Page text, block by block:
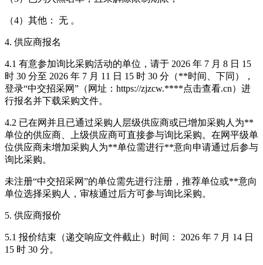
（4）其他： 无 。
4. 供应商报名
4.1 有意参加询比采购活动的单位，请于 2026 年 7 月 8 日 15
时 30 分至 2026 年 7 月 11 日 15 时 30 分（**时间、下同），
登录“中交招采网”（网址：https://zjzcw.****点击查看.cn）进
行报名并下载采购文件。
4.2 已在网并且已通过采购人层级供应商或已增加采购人为**
单位的供应商、上级供应商可直接参与询比采购。在网平级单
位供应商未增加采购人为**单位需进行**意向申请通过后参与
询比采购。
未注册“中交招采网”的单位需先进行注册，推荐单位或**意向
单位选择采购人，审核通过后方可参与询比采购。
5. 供应商报价
5.1 报价结束（递交响应文件截止）时间： 2026 年 7 月 14 日
15 时 30 分。